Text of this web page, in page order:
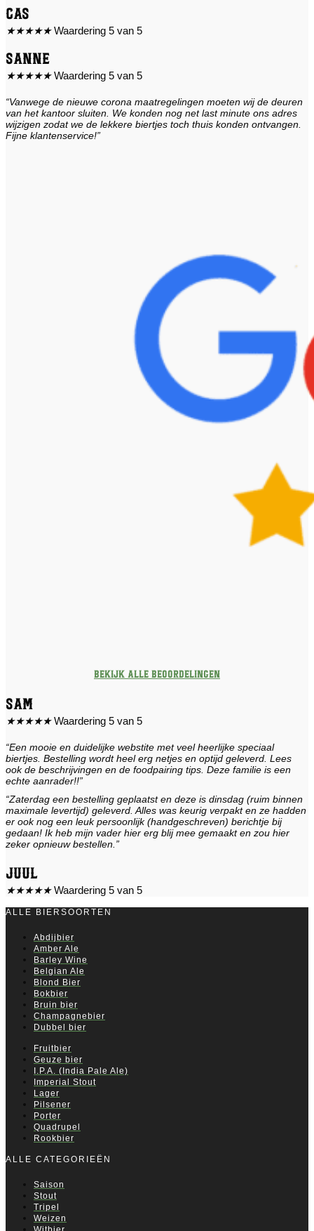
Cas
★★★★★ Waardering 5 van 5
Sanne
★★★★★ Waardering 5 van 5
“Vanwege de nieuwe corona maatregelingen moeten wij de deuren
van het kantoor sluiten. We konden nog net last minute ons adres
wijzigen zodat we de lekkere biertjes toch thuis konden ontvangen.
Fijne klantenservice!”
Bekijk alle beoordelingen
Sam
★★★★★ Waardering 5 van 5
“Een mooie en duidelijke webstite met veel heerlijke speciaal
biertjes. Bestelling wordt heel erg netjes en optijd geleverd. Lees
ook de beschrijvingen en de foodpairing tips. Deze familie is een
echte aanrader!!”
“Zaterdag een bestelling geplaatst en deze is dinsdag (ruim binnen
maximale levertijd) geleverd. Alles was keurig verpakt en ze hadden
er ook nog een leuk persoonlijk (handgeschreven) berichtje bij
gedaan! Ik heb mijn vader hier erg blij mee gemaakt en zou hier
zeker opnieuw bestellen.”
Juul
★★★★★ Waardering 5 van 5
ALLE BIERSOORTEN
Abdijbier
Amber Ale
Barley Wine
Belgian Ale
Blond Bier
Bokbier
Bruin bier
Champagnebier
Dubbel bier
Fruitbier
Geuze bier
I.P.A. (India Pale Ale)
Imperial Stout
Lager
Pilsener
Porter
Quadrupel
Rookbier
ALLE CATEGORIEËN
Saison
Stout
Tripel
Weizen